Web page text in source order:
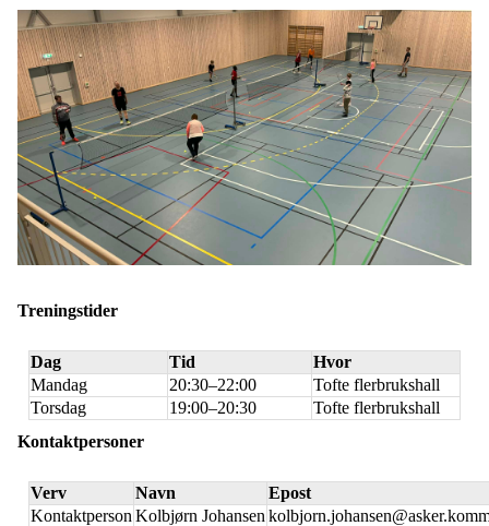
Treningstider
Dag Tid
Hvor
Mandag
20:30–22:00
Tofte flerbrukshall
Torsdag
19:00–20:30
Tofte flerbrukshall
Kontaktpersoner
Verv Navn
Epost
Kontaktperson Kolbjørn Johansen